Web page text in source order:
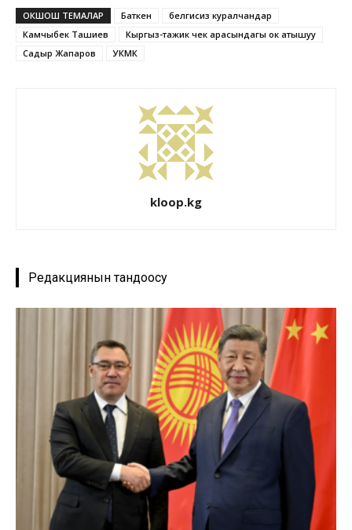
ОКШОШ ТЕМАЛАР Баткен
белгисиз куралчандар
Камчыбек Ташиев
Кыргыз-тажик чек арасындагы ок атышуу
Садыр Жапаров
УКМК
kloop.kg
Редакциянын тандоосу